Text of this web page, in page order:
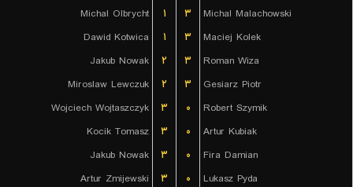
Michal Olbrycht
۱ ۳
Michal Malachowski
Dawid Kotwica
۱ ۳
Maciej Kolek
Jakub Nowak
۲ ۳
Roman Wiza
Miroslaw Lewczuk
۲ ۳
Gesiarz Piotr
Wojciech Wojtaszczyk
۳ ۰
Robert Szymik
Kocik Tomasz
۳ ۰
Artur Kubiak
Jakub Nowak
۳ ۰
Fira Damian
Artur Zmijewski
۳ ۰
Lukasz Pyda